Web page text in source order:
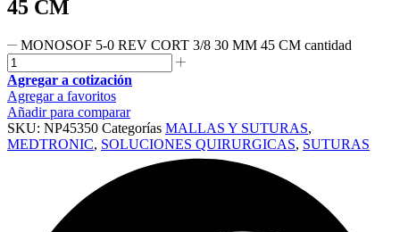
45 CM
MONOSOF 5-0 REV CORT 3/8 30 MM 45 CM cantidad
Agregar a cotización
Agregar a favoritos
Añadir para comparar
SKU: NP45350 Categorías MALLAS Y SUTURAS,
MEDTRONIC, SOLUCIONES QUIRURGICAS, SUTURAS